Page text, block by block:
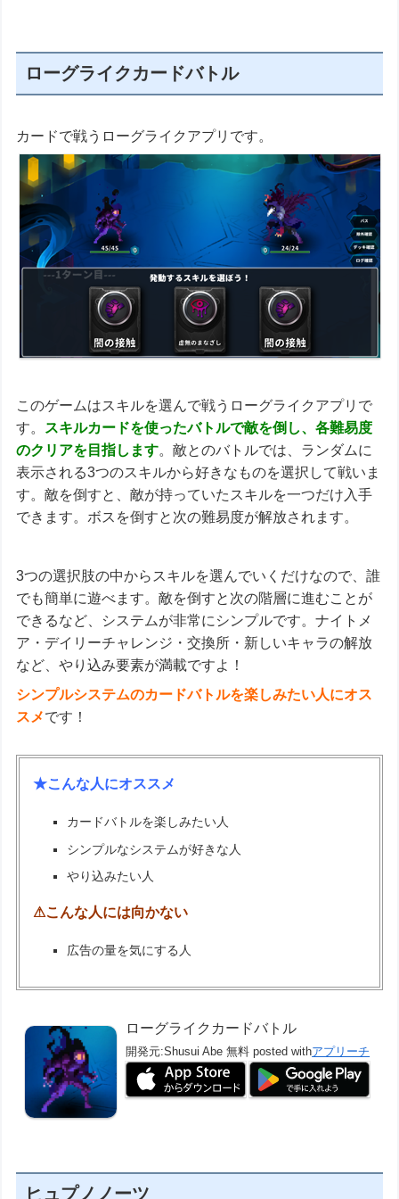
ローグライクカードバトル
カードで戦うローグライクアプリです。
このゲームはスキルを選んで戦うローグライクアプリで
す。
スキルカードを使ったバトルで敵を倒し、各難易度
のクリアを目指します。敵とのバトルでは、ランダムに
表示される3つのスキルから好きなものを選択して戦いま
す。敵を倒すと、敵が持っていたスキルを一つだけ入手
できます。ボスを倒すと次の難易度が解放されます。
3つの選択肢の中からスキルを選んでいくだけなので、誰
でも簡単に遊べます。敵を倒すと次の階層に進むことが
できるなど、システムが非常にシンプルです。ナイトメ
ア・デイリーチャレンジ・交換所・新しいキャラの解放
など、やり込み要素が満載ですよ！
シンプルシステムのカードバトルを楽しみたい人にオス
スメです！
★こんな人にオススメ
カードバトルを楽しみたい人
シンプルなシステムが好きな人
やり込みたい人
⚠こんな人には向かない
広告の量を気にする人
ローグライクカードバトル
開発元:Shusui Abe 無料 posted withアプリーチ
ヒュプノノーツ